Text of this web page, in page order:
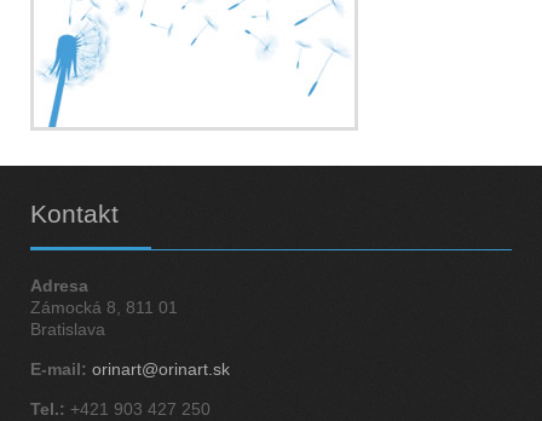
Kontakt
Adresa
Zámocká 8, 811 01
Bratislava
E-mail: orinart@orinart.sk
Tel.: +421 903 427 250